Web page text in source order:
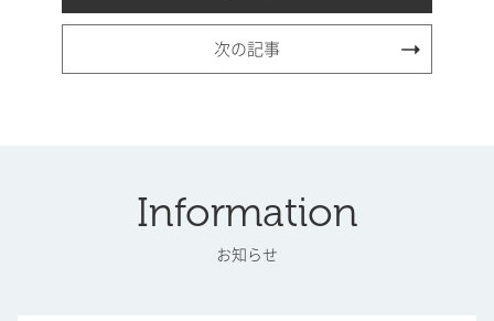
次の記事
Information
お知らせ